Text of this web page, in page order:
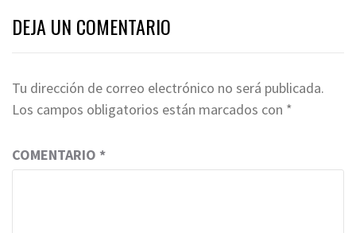
DEJA UN COMENTARIO
Tu dirección de correo electrónico no será publicada.
Los campos obligatorios están marcados con *
COMENTARIO *